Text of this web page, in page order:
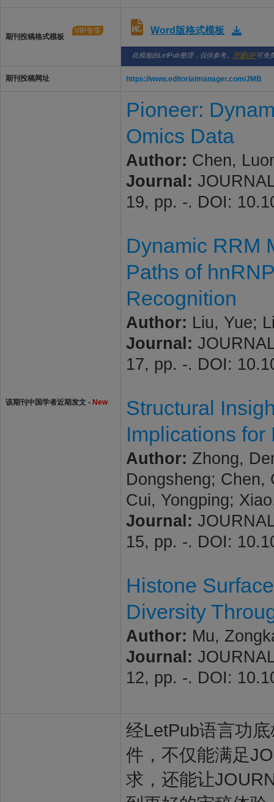
期刊投稿格式模板
VIP专享 Word版格式模板
此模板由LetPub整理，仅供参考。 开通VIP可免
期刊投稿网址 https://www.editorialmanager.com/JMB
该期刊中国学者近期发文 - New
Pioneer:
Omics Data
Author: Chen,
Journal:
19, pp. -. DOI:
Dynamic RRM
Paths of
Recognition
Author: Liu, Yue;
Journal:
17, pp. -. DOI:
Structural
Implications
Author: Zhong,
Dongsheng; Chen,
Cui, Yongping;
Journal:
15, pp. -. DOI:
Histone
Diversity
Author: Mu,
Journal:
12, pp. -. DOI:
经LetPub语言功
件，不仅能满足
求，还能让